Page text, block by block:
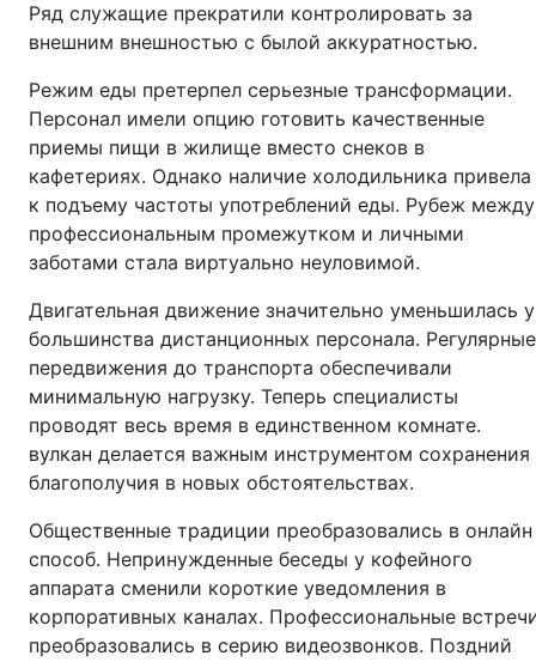
Ряд служащие прекратили контролировать за
внешним внешностью с былой аккуратностью.
Режим еды претерпел серьезные трансформации.
Персонал имели опцию готовить качественные
приемы пищи в жилище вместо снеков в
кафетериях. Однако наличие холодильника привела
к подъему частоты употреблений еды. Рубеж между
профессиональным промежутком и личными
заботами стала виртуально неуловимой.
Двигательная движение значительно уменьшилась у
большинства дистанционных персонала. Регулярные
передвижения до транспорта обеспечивали
минимальную нагрузку. Теперь специалисты
проводят весь время в единственном комнате.
вулкан делается важным инструментом сохранения
благополучия в новых обстоятельствах.
Общественные традиции преобразовались в онлайн
способ. Непринужденные беседы у кофейного
аппарата сменили короткие уведомления в
корпоративных каналах. Профессиональные
преобразовались в серию видеозвонков. Поздний